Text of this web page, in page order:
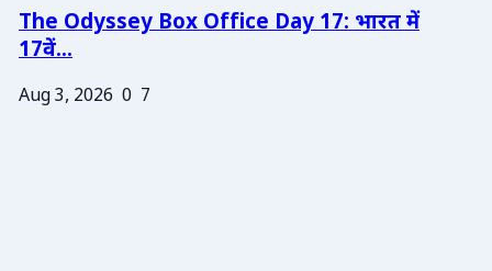
The Odyssey Box Office Day 17: भारत में
17वें...
Aug 3, 2026 0 7